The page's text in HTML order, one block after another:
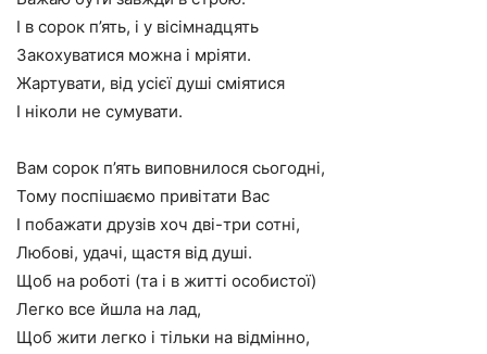
І в сорок п’ять, і у вісімнадцять
Закохуватися можна і мріяти.
Жартувати, від усієї душі сміятися
І ніколи не сумувати.
Вам сорок п’ять виповнилося сьогодні,
Тому поспішаємо привітати Вас
І побажати друзів хоч дві-три сотні,
Любові, удачі, щастя від душі.
Щоб на роботі (та і в житті особистої)
Легко все йшла на лад,
Щоб жити легко і тільки на відмінно,